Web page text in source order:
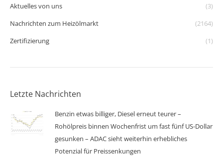
Aktuelles von uns
(3)
Nachrichten zum Heizölmarkt
(2164)
Zertifizierung
(1)
Letzte Nachrichten
Benzin etwas billiger, Diesel erneut teurer –
Rohölpreis binnen Wochenfrist um fast fünf US-Dollar
gesunken – ADAC sieht weiterhin erhebliches
Potenzial für Preissenkungen